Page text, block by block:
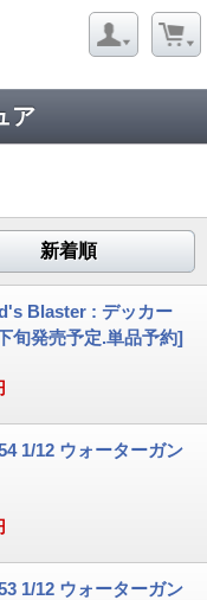
ア
新着順
Blaster : デッカー
旬発売予定.単品予約]
1/12 ウォーターガン
1/12 ウォーターガン